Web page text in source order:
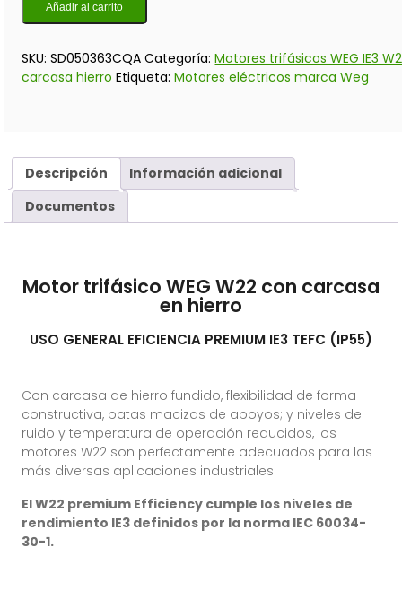
Añadir al carrito
SKU:SD050363CQA Categoría:Motores trifásicos WEG IE3
carcasa hierro Etiqueta:Motores eléctricos marca Weg
Descripción
Información adicional
Documentos
Motor trifásico WEG W22 con carcasa
en hierro
USO GENERAL EFICIENCIA PREMIUM IE3 TEFC (IP55)
Con carcasa de hierro fundido, flexibilidad de forma
constructiva, patas macizas de apoyos; y niveles de
ruido y temperatura de operación reducidos, los
motores W22 son perfectamente adecuados para las
más diversas aplicaciones industriales.
El W22 premium Efficiency cumple los niveles de
rendimiento IE3 definidos por la norma IEC 60034-
30-1.